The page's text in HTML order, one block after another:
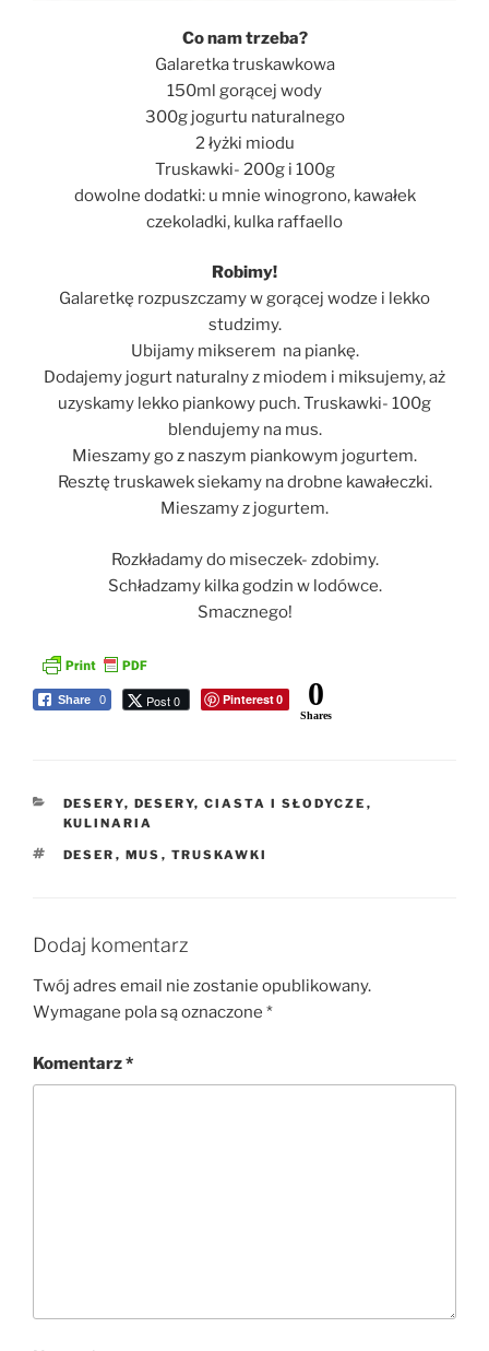
Co nam trzeba?
Galaretka truskawkowa
150ml gorącej wody
300g jogurtu naturalnego
2 łyżki miodu
Truskawki- 200g i 100g
dowolne dodatki: u mnie winogrono, kawałek
czekoladki, kulka raffaello
Robimy!
Galaretkę rozpuszczamy w gorącej wodze i lekko
studzimy.
Ubijamy mikserem na piankę.
Dodajemy jogurt naturalny z miodem i miksujemy, aż
uzyskamy lekko piankowy puch. Truskawki- 100g
blendujemy na mus.
Mieszamy go z naszym piankowym jogurtem.
Resztę truskawek siekamy na drobne kawałeczki.
Mieszamy z jogurtem.
Rozkładamy do miseczek- zdobimy.
Schładzamy kilka godzin w lodówce.
Smacznego!
Share 0 Post 0 Pinterest0 0
Shares
KATEGORIE
DESERY, DESERY, CIASTA I SŁODYCZE ,
KULINARIA
TAGI
DESER , MUS , TRUSKAWKI
Dodaj komentarz
Twój adres email nie zostanie opublikowany.
Wymagane pola są oznaczone *
Komentarz*